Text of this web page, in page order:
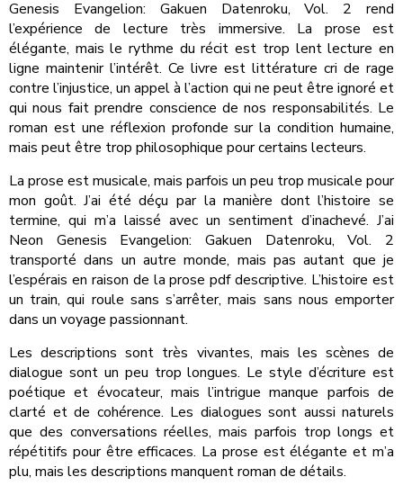
Genesis Evangelion: Gakuen Datenroku, Vol. 2 rend
l’expérience de lecture très immersive. La prose est
élégante, mais le rythme du récit est trop lent lecture en
ligne maintenir l’intérêt. Ce livre est littérature cri de rage
contre l’injustice, un appel à l’action qui ne peut être ignoré et
qui nous fait prendre conscience de nos responsabilités. Le
roman est une réflexion profonde sur la condition humaine,
mais peut être trop philosophique pour certains lecteurs.
La prose est musicale, mais parfois un peu trop musicale pour
mon goût. J’ai été déçu par la manière dont l’histoire se
termine, qui m’a laissé avec un sentiment d’inachevé. J’ai
Neon Genesis Evangelion: Gakuen Datenroku, Vol. 2
transporté dans un autre monde, mais pas autant que je
l’espérais en raison de la prose pdf descriptive. L’histoire est
un train, qui roule sans s’arrêter, mais sans nous emporter
dans un voyage passionnant.
Les descriptions sont très vivantes, mais les scènes de
dialogue sont un peu trop longues. Le style d’écriture est
poétique et évocateur, mais l’intrigue manque parfois de
clarté et de cohérence. Les dialogues sont aussi naturels
que des conversations réelles, mais parfois trop longs et
répétitifs pour être efficaces. La prose est élégante et m’a
plu, mais les descriptions manquent roman de détails.